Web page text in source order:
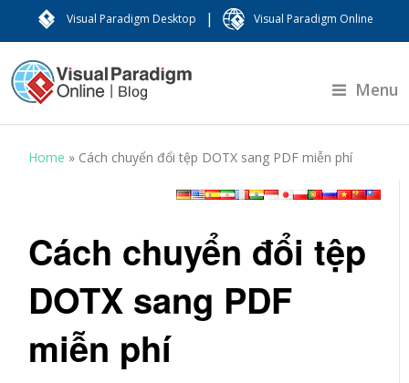
Visual Paradigm Desktop | Visual Paradigm Online
Menu
Home » Cách chuyển đổi tệp DOTX sang PDF miễn phí
Cách chuyển đổi tệp
DOTX sang PDF
miễn phí